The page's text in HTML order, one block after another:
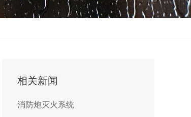
相关新闻
消防炮灭火系统